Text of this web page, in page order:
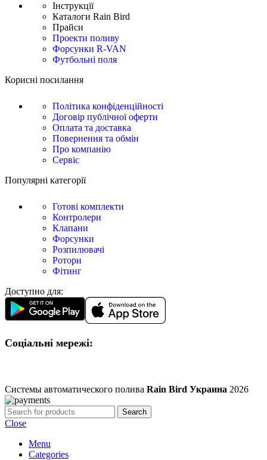
Інструкції
Каталоги Rain Bird
Прайси
Проекти поливу
Форсунки R-VAN
Футбольні поля
Корисні посилання
Політика конфіденційності
Договір публічної оферти
Оплата та доставка
Повернення та обмін
Про компанію
Сервіс
Популярні категорії
Готові комплекти
Контролери
Клапани
Форсунки
Розпилювачі
Ротори
Фітинг
Доступно для:
Соціальні мережі:
Системы автоматического полива Rain Bird Украина 2026
Search
Close
Menu
Categories